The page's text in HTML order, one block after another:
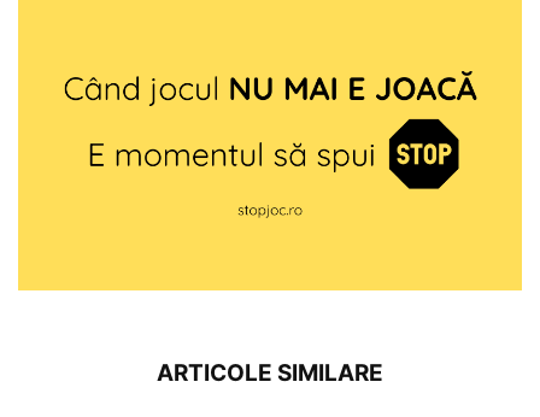
ARTICOLE SIMILARE